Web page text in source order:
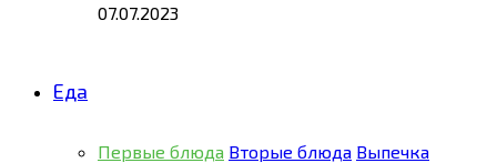
07.07.2023
Еда
Первые блюда Вторые блюда Выпечка